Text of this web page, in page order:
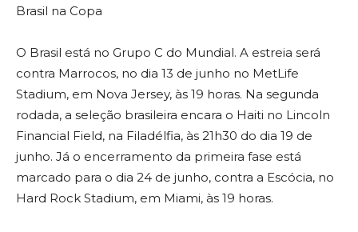
Brasil na Copa
O Brasil está no Grupo C do Mundial. A estreia será
contra Marrocos, no dia 13 de junho no MetLife
Stadium, em Nova Jersey, às 19 horas. Na segunda
rodada, a seleção brasileira encara o Haiti no Lincoln
Financial Field, na Filadélfia, às 21h30 do dia 19 de
junho. Já o encerramento da primeira fase está
marcado para o dia 24 de junho, contra a Escócia, no
Hard Rock Stadium, em Miami, às 19 horas.